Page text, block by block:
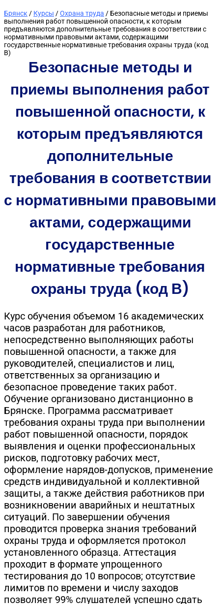
Брянск / Курсы /Охрана труда / Безопасные методы и приемы
выполнения работ повышенной опасности, к которым
предъявляются дополнительные требования в соответствии с
нормативными правовыми актами, содержащими
государственные нормативные требования охраны труда (код
В)
Безопасные методы и
приемы выполнения работ
повышенной опасности, к
которым предъявляются
дополнительные
требования в соответствии
с нормативными правовыми
актами, содержащими
государственные
нормативные требования
охраны труда (код В)
Курс обучения объемом 16 академических
часов разработан для работников,
непосредственно выполняющих работы
повышенной опасности, а также для
руководителей, специалистов и лиц,
ответственных за организацию и
безопасное проведение таких работ.
Обучение организовано дистанционно в
Брянске. Программа рассматривает
требования охраны труда при выполнении
работ повышенной опасности, порядок
выявления и оценки профессиональных
рисков, подготовку рабочих мест,
оформление нарядов-допусков, применение
средств индивидуальной и коллективной
защиты, а также действия работников при
возникновении аварийных и нештатных
ситуаций. По завершении обучения
проводится проверка знания требований
охраны труда и оформляется протокол
установленного образца. Аттестация
проходит в формате упрощенного
тестирования до 10 вопросов; отсутствие
лимитов по времени и числу заходов
позволяет 99% слушателей успешно сдать